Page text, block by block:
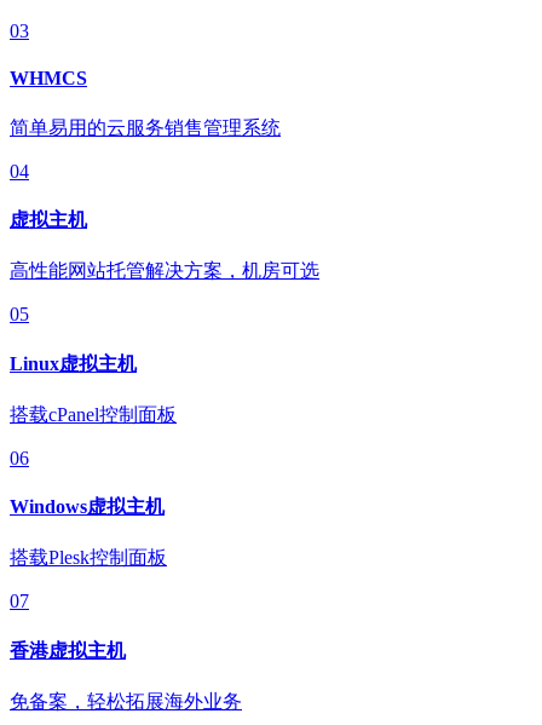
03
WHMCS
简单易用的云服务销售管理系统
04
虚拟主机
高性能网站托管解决方案，机房可选
05
Linux虚拟主机
搭载cPanel控制面板
06
Windows虚拟主机
搭载Plesk控制面板
07
香港虚拟主机
免备案，轻松拓展海外业务